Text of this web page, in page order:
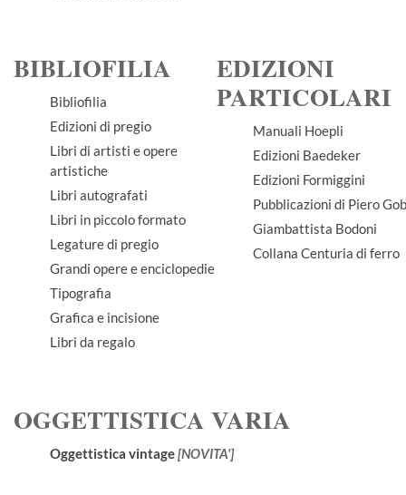
BIBLIOFILIA
Bibliofilia
Edizioni di pregio
Libri di artisti e opere
artistiche
Libri autografati
Libri in piccolo formato
Legature di pregio
Grandi opere e enciclopedie
Tipografia
Grafica e incisione
Libri da regalo
EDIZIONI
PARTICOLARI
Manuali Hoepli
Edizioni Baedeker
Edizioni Formiggini
Pubblicazioni di Piero
Giambattista Bodoni
Collana Centuria di ferro
OGGETTISTICA VARIA
Oggettistica vintage[NOVITA']